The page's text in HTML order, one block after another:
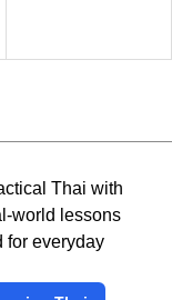
Thai with
world lessons
for everyday